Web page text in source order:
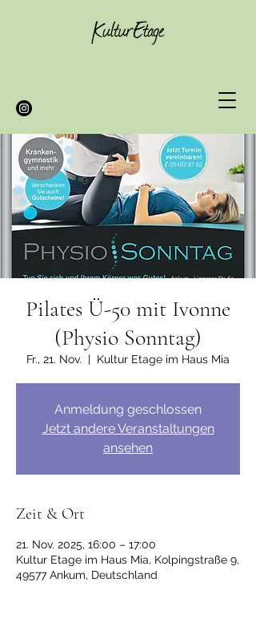
Pilates Ü-50 mit Ivonne
(Physio Sonntag)
Fr., 21. Nov.
  |
Kultur Etage im Haus Mia
Anmeldung geschlossen
Jetzt andere Veranstaltungen
ansehen
Zeit & Ort
21. Nov. 2025, 16:00 – 17:00
Kultur Etage im Haus Mia, Kolpingstraße 9,
49577 Ankum, Deutschland